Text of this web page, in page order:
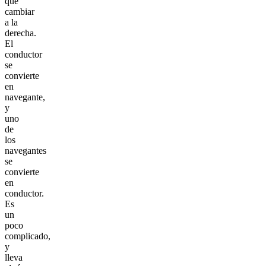
cambiar
a la
derecha.
El
conductor
se
convierte
en
navegante,
y
uno
de
los
navegantes
se
convierte
en
conductor.
Es
un
poco
complicado,
y
lleva